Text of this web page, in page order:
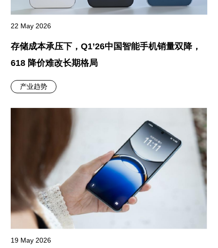
22 May 2026
存储成本承压下，Q1’26中国智能手机销量双降，
618 降价难改长期格局
产业趋势
19 May 2026